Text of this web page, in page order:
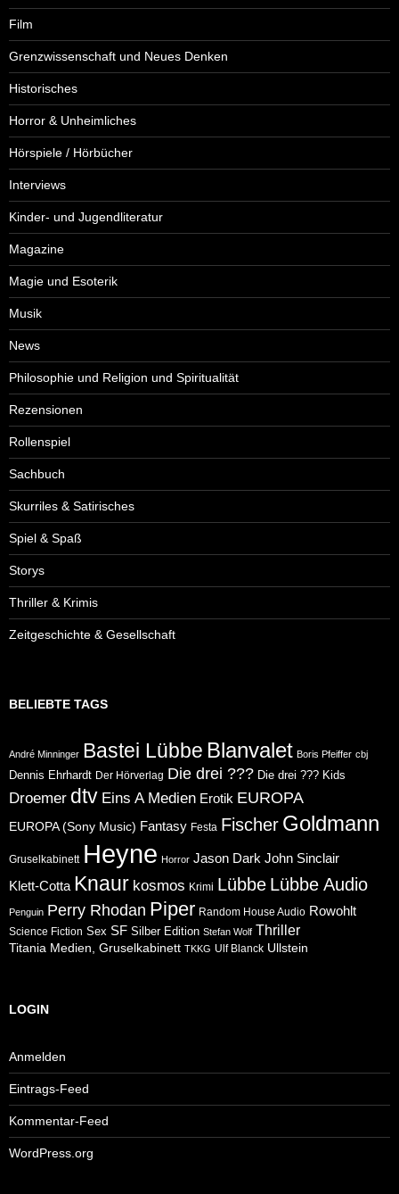
Film
Grenzwissenschaft und Neues Denken
Historisches
Horror & Unheimliches
Hörspiele / Hörbücher
Interviews
Kinder- und Jugendliteratur
Magazine
Magie und Esoterik
Musik
News
Philosophie und Religion und Spiritualität
Rezensionen
Rollenspiel
Sachbuch
Skurriles & Satirisches
Spiel & Spaß
Storys
Thriller & Krimis
Zeitgeschichte & Gesellschaft
BELIEBTE TAGS
André Minninger Bastei Lübbe Blanvalet Boris Pfeiffer cbj
Dennis Ehrhardt Der Hörverlag Die drei ??? Die drei ??? Kids
Droemer dtv Eins A Medien Erotik EUROPA
EUROPA (Sony Music) Fantasy Festa Fischer Goldmann
Gruselkabinett Heyne Horror Jason Dark John Sinclair
Klett-Cotta Knaur kosmos Krimi Lübbe Lübbe Audio
Penguin Perry Rhodan Piper Random House Audio Rowohlt
Science Fiction Sex SF Silber Edition Stefan Wolf Thriller
Titania Medien, Gruselkabinett TKKG Ulf Blanck Ullstein
LOGIN
Anmelden
Eintrags-Feed
Kommentar-Feed
WordPress.org